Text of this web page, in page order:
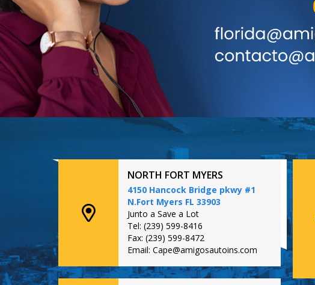
NORTH FORT MYERS
4150 Hancock Bridge pkwy #1
N.Fort Myers FL 33903
Junto a Save a Lot
Tel: (239) 599-8416
Fax: (239) 599-8472
Email: Cape@amigosautoins.com